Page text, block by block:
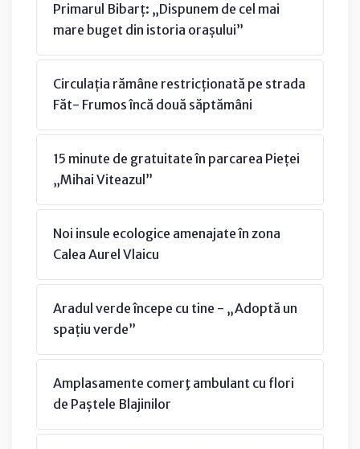
Primarul Bibarț: „Dispunem de cel mai
mare buget din istoria orașului”
Circulația rămâne restricționată pe strada
Făt- Frumos încă două săptămâni
15 minute de gratuitate în parcarea Pieței
„Mihai Viteazul”
Noi insule ecologice amenajate în zona
Calea Aurel Vlaicu
Aradul verde începe cu tine - „Adoptă un
spațiu verde”
Amplasamente comerţ ambulant cu flori
de Paștele Blajinilor